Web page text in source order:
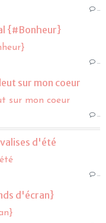
…
{#Bonheur}
…
sur mon coeur
…
d'été
…
d'écran}